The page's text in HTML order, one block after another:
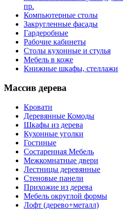
пр.
Компьютерные столы
Закругленные фасады
Гардеробные
Рабочие кабинеты
Столы кухонные и стулья
Мебель в коже
Книжные шкафы, стеллажи
Массив дерева
Кровати
Деревянные Комоды
Шкафы из дерева
Кухонные уголки
Гостиные
Состаренная Мебель
Межкомнатные двери
Лестницы деревянные
Стеновые панели
Прихожие из дерева
Мебель округлой формы
Лофт (дерево+металл)